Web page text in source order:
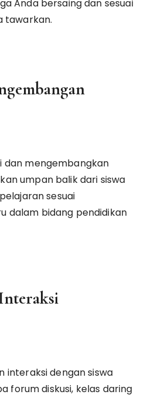
Anda bersaing dan sesuai
tawarkan.
dan mengembangkan
umpan balik dari siswa
sesuai
dalam bidang pendidikan
interaksi dengan siswa
forum diskusi, kelas daring